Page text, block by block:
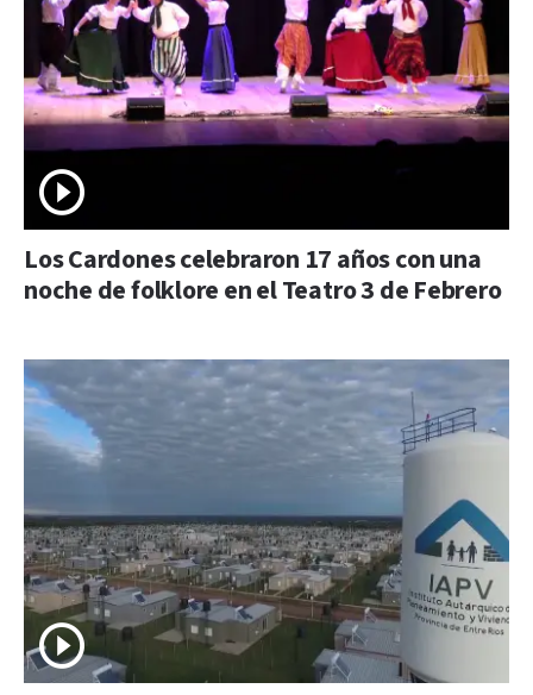
Los Cardones celebraron 17 años con una
noche de folklore en el Teatro 3 de Febrero